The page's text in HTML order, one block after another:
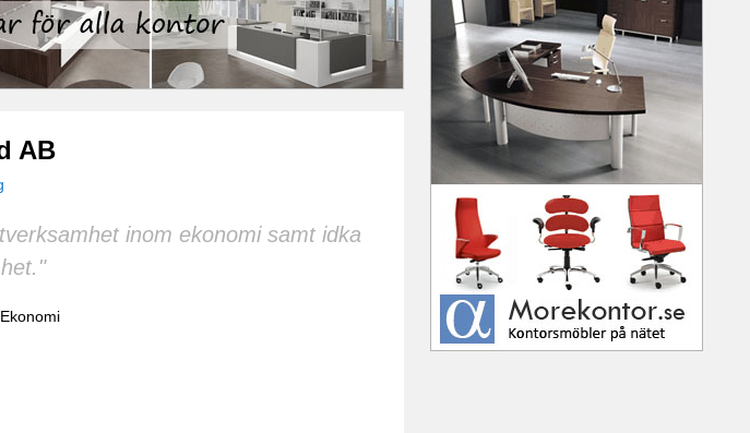
AB
inom ekonomi samt idka
Ekonomi